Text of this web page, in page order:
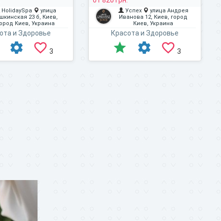
HolidaySpa
улица
23 б, Киев,
Киев, Украина
и Здоровье
3
Успех
улица Андрея
Иванова 12, Киев, город
Киев, Украина
Красота и Здоровье
3